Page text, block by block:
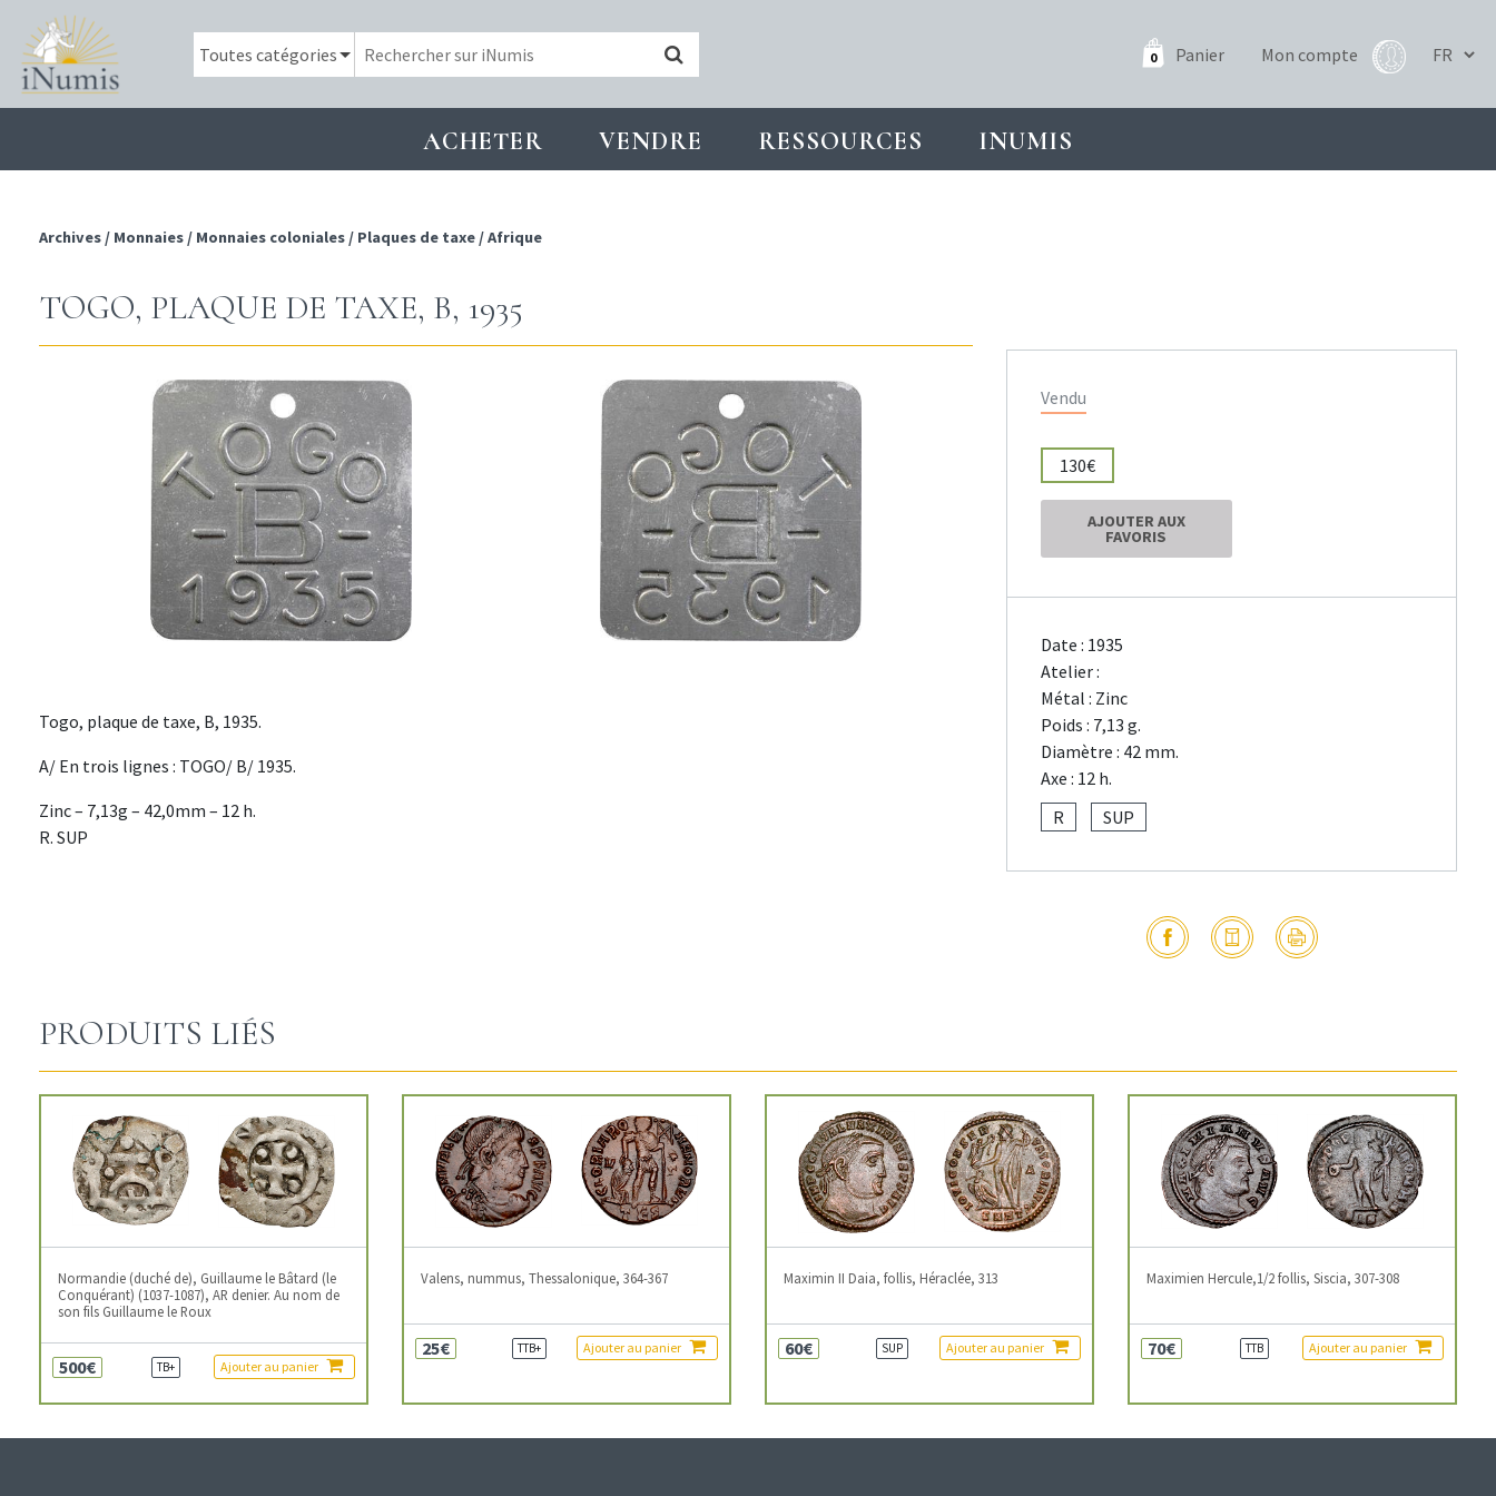
0 Panier Mon compte
ACHETER VENDRE RESSOURCES INUMIS
Archives / Monnaies / Monnaies coloniales / Plaques de taxe /Afrique
TOGO, PLAQUE DE TAXE, B, 1935
Togo, plaque de taxe, B, 1935.
A/ En trois lignes : TOGO/ B/ 1935.
Zinc – 7,13g – 42,0mm – 12 h.
R. SUP
Vendu
130€
AJOUTER AUX
FAVORIS
Date : 1935
Atelier :
Métal : Zinc
Poids : 7,13 g.
Diamètre : 42 mm.
Axe : 12 h.
R
SUP
PRODUITS LIÉS
Normandie (duché de), Guillaume le Bâtard (le
Conquérant) (1037-1087), AR denier. Au nom de
son fils Guillaume le Roux
500€ TB+ Ajouter au panier
Valens, nummus, Thessalonique, 364-367
25€ TTB+ Ajouter au panier
Maximin II Daia, follis, Héraclée, 313
60€ SUP Ajouter au panier
Maximien Hercule,1/2 follis, Siscia, 307-308
70€ TTB Ajouter au panier